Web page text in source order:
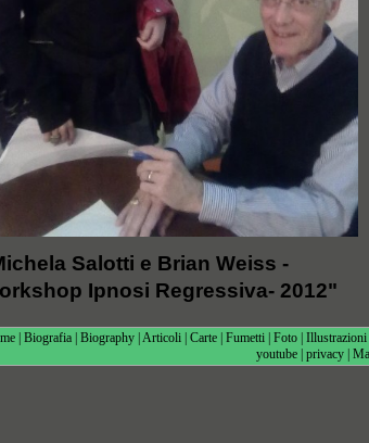
Salotti e Brian Weiss -
Ipnosi Regressiva- 2012"
| Biografia| Biography| Articoli| Carte| Fumetti| Foto| Illustrazioni|
youtube privacy